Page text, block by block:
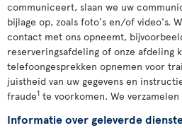
communiceert, slaan we uw
bijlage op, zoals foto's en/of video's.
contact met ons opneemt,
reserveringsafdeling of onze afdeling
telefoongesprekken opnemen voor
juistheid van uw gegevens en
fraude1 te voorkomen. We
Informatie over geleverde